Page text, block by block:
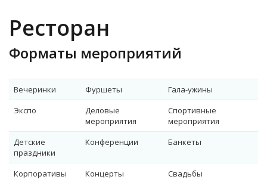
Ресторан
Форматы мероприятий
Вечеринки Фуршеты
Гала-ужины
Экспо
Деловые
мероприятия
Спортивные
мероприятия
Детские
праздники
Конференции Банкеты
Корпоративы Концерты Свадьбы